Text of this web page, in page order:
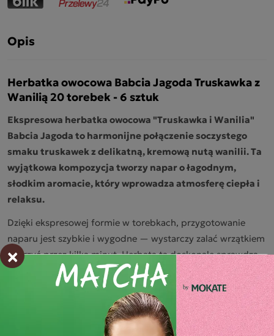
Opis
Herbatka owocowa Babcia Jagoda Truskawka z
Wanilią 20 torebek - 6 sztuk
Ekspresowa herbatka owocowa "Truskawka i Wanilia"
Babcia Jagoda to harmonijne połączenie soczystego
smaku truskawek z delikatną, kremową nutą wanilii. Ta
wyjątkowa kompozycja tworzy napar o łagodnym,
słodkim aromacie, który wprowadza atmosferę ciepła i
relaksu.
Dzięki ekspresowej formie w torebkach, przygotowanie
naparu jest szybkie i wygodne — wystarczy zalać wrzątkiem
i parzyć przez kilka minut. Herbata ta doskonale sprawdza
się jako rozgrzewający napój na chłodne dni, ale może być
również podawana na zimno jako orzeźwiająca alternatywa.
Jest to produkt bez kofeiny, co czyni go odpowiednim na
każdą porę dnia. Herbatki Babcia Jagoda to produkty
×